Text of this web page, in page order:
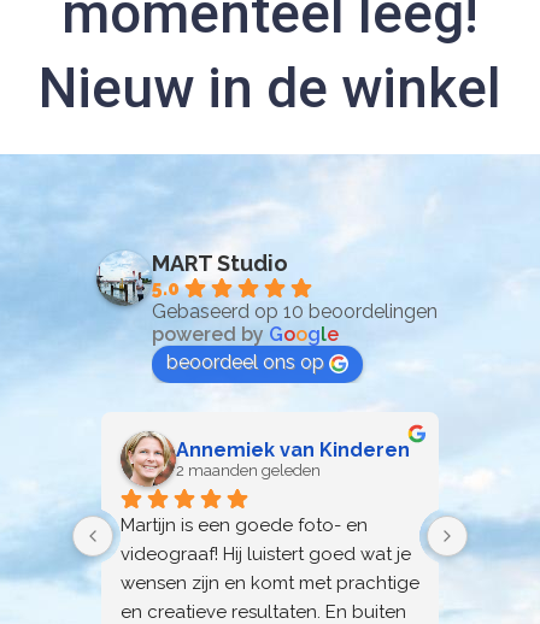
momenteel leeg!
Nieuw in de winkel
MART Studio
5.0
Gebaseerd op 10 beoordelingen
powered by Google
beoordeel ons op
Annemiek van Kinderen
2 maanden geleden
Martijn is een goede foto- en
videograaf! Hij luistert goed wat je
wensen zijn en komt met prachtige
en creatieve resultaten. En buiten
Martijn
en